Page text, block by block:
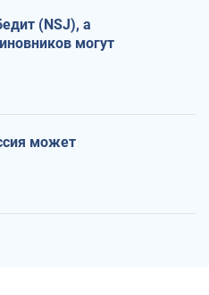
(NSJ), а
могут
может